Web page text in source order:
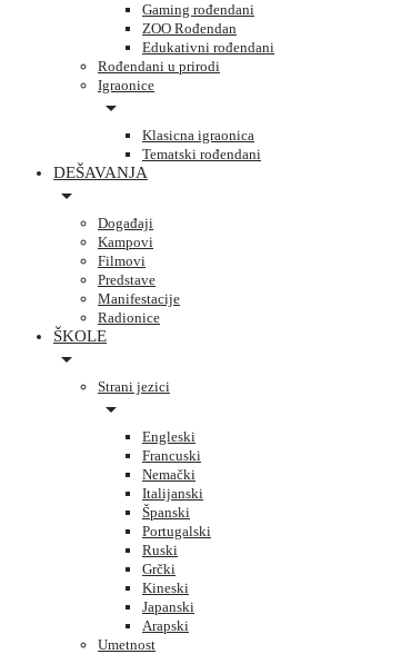
Gaming rođendani
ZOO Rođendan
Edukativni rođendani
Rođendani u prirodi
Igraonice
Klasicna igraonica
Tematski rođendani
DEŠAVANJA
Događaji
Kampovi
Filmovi
Predstave
Manifestacije
Radionice
ŠKOLE
Strani jezici
Engleski
Francuski
Nemački
Italijanski
Španski
Portugalski
Ruski
Grčki
Kineski
Japanski
Arapski
Umetnost